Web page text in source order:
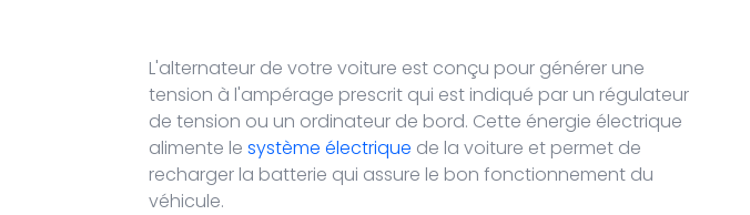
L'alternateur de votre voiture est conçu pour générer une
tension à l'ampérage prescrit qui est indiqué par un régulateur
de tension ou un ordinateur de bord. Cette énergie électrique
alimente lesystème électrique de la voiture et permet de
recharger la batterie qui assure le bon fonctionnement du
véhicule.